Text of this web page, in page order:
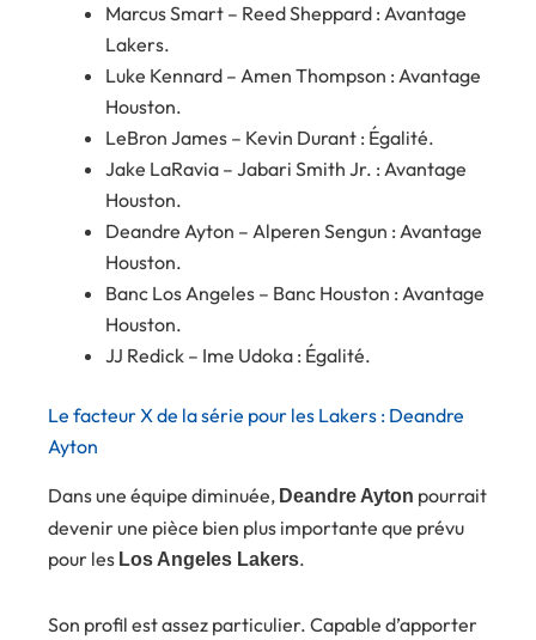
Marcus Smart – Reed Sheppard : Avantage
Lakers.
Luke Kennard – Amen Thompson : Avantage
Houston.
LeBron James – Kevin Durant : Égalité.
Jake LaRavia – Jabari Smith Jr. : Avantage
Houston.
Deandre Ayton – Alperen Sengun : Avantage
Houston.
Banc Los Angeles – Banc Houston : Avantage
Houston.
JJ Redick – Ime Udoka : Égalité.
Le facteur X de la série pour les Lakers : Deandre
Ayton
Dans une équipe diminuée, Deandre Ayton pourrait
devenir une pièce bien plus importante que prévu
pour les Los Angeles Lakers.
Son profil est assez particulier. Capable d’apporter